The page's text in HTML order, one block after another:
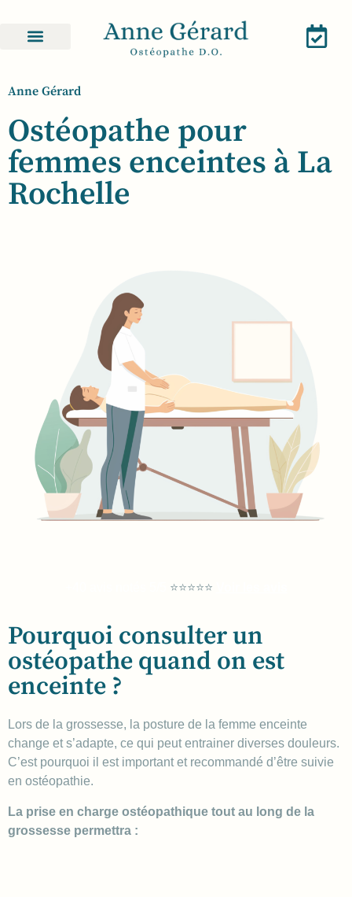
Anne Gérard
Ostéopathe pour
femmes enceintes à La
Rochelle
⭐⭐⭐⭐⭐
Pourquoi consulter un
ostéopathe quand on est
enceinte ?
Lors de la grossesse, la posture de la femme enceinte
change et s’adapte, ce qui peut entrainer diverses douleurs.
C’est pourquoi il est important et recommandé d’être suivie
en ostéopathie.
La prise en charge ostéopathique tout au long de la
grossesse permettra :